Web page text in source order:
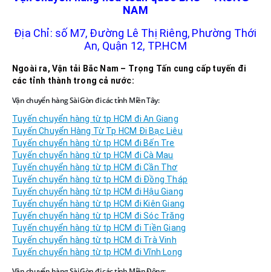
NAM
Địa Chỉ: số M7, Đường Lê Thị Riêng, Phường Thới
An, Quận 12, TP.HCM
Ngoài ra, Vận tải Bắc Nam – Trọng Tấn cung cấp tuyến đi
các tỉnh thành trong cả nước:
Vận chuyển hàng Sài Gòn đi các tỉnh Miền Tây:
Tuyến chuyển hàng từ tp HCM đi An Giang
Tuyến Chuyển Hàng Từ Tp HCM Đi Bạc Liêu
Tuyến chuyển hàng từ tp HCM đi Bến Tre
Tuyến chuyển hàng từ tp HCM đi Cà Mau
Tuyến chuyển hàng từ tp HCM đi Cần Thơ
Tuyến chuyển hàng từ tp HCM đi Đồng Tháp
Tuyến chuyển hàng từ tp HCM đi Hậu Giang
Tuyến chuyển hàng từ tp HCM đi Kiên Giang
Tuyến chuyển hàng từ tp HCM đi Sóc Trăng
Tuyến chuyển hàng từ tp HCM đi Tiền Giang
Tuyến chuyển hàng từ tp HCM đi Trà Vinh
Tuyến chuyển hàng từ tp HCM đi Vĩnh Long